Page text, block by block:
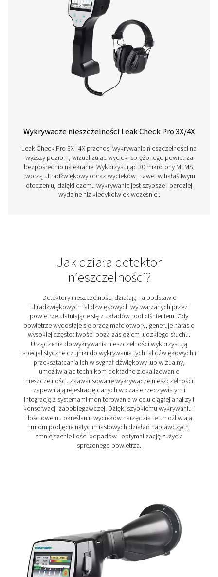
Leak Check Pro 1X/2X Wykrywacz
pary i próżni. Dzięki precyzyjnemu wykrywaniu
zintegrowanym kamerom i obliczaniu wycieków
szybką konserwację i oszczędność energii.
Leak Check Pro 3X i 4X przenosi wykrywanie
wyższy poziom, wizualizując wycieki sprężonego
bezpośrednio na ekranie. Wykorzystując 30
tworzą ultradźwiękowy obraz wycieków, nawet w
otoczeniu, dzięki czemu wykrywanie jest szybsze i
wydajne niż kiedykolwiek wcześniej.